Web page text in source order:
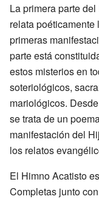
La primera parte
relata
primeras
parte está
estos misterios en
soteriológicos,
mariológicos.
se trata de un
manifestación del
los relatos
El Himno Acatisto
Completas junto